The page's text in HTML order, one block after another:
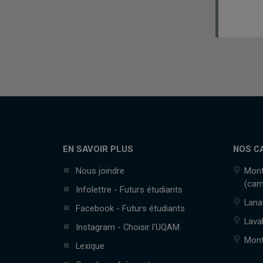
EN SAVOIR PLUS
Nous joindre
Infolettre - Futurs étudiants
Facebook - Futurs étudiants
Instagram - Choisir l'UQAM
Lexique
NOS
Laval